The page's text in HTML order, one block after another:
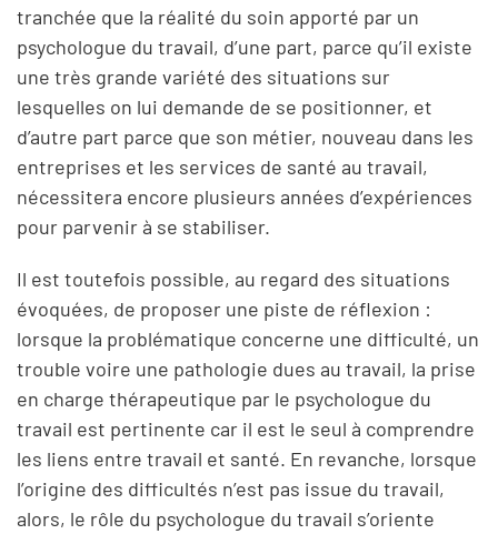
tranchée que la réalité du soin apporté par un
psychologue du travail, d’une part, parce qu’il existe
une très grande variété des situations sur
lesquelles on lui demande de se positionner, et
d’autre part parce que son métier, nouveau dans les
entreprises et les services de santé au travail,
nécessitera encore plusieurs années d’expériences
pour parvenir à se stabiliser.
Il est toutefois possible, au regard des situations
évoquées, de proposer une piste de réflexion :
lorsque la problématique concerne une difficulté, un
trouble voire une pathologie dues au travail, la prise
en charge thérapeutique par le psychologue du
travail est pertinente car il est le seul à comprendre
les liens entre travail et santé. En revanche, lorsque
l’origine des difficultés n’est pas issue du travail,
alors, le rôle du psychologue du travail s’oriente